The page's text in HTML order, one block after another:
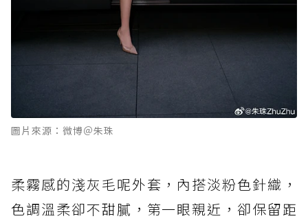
圖片來源：微博＠朱珠
柔霧感的淺灰毛呢外套，內搭淡粉色針織，
色調溫柔卻不甜膩，第一眼親近，卻保留距